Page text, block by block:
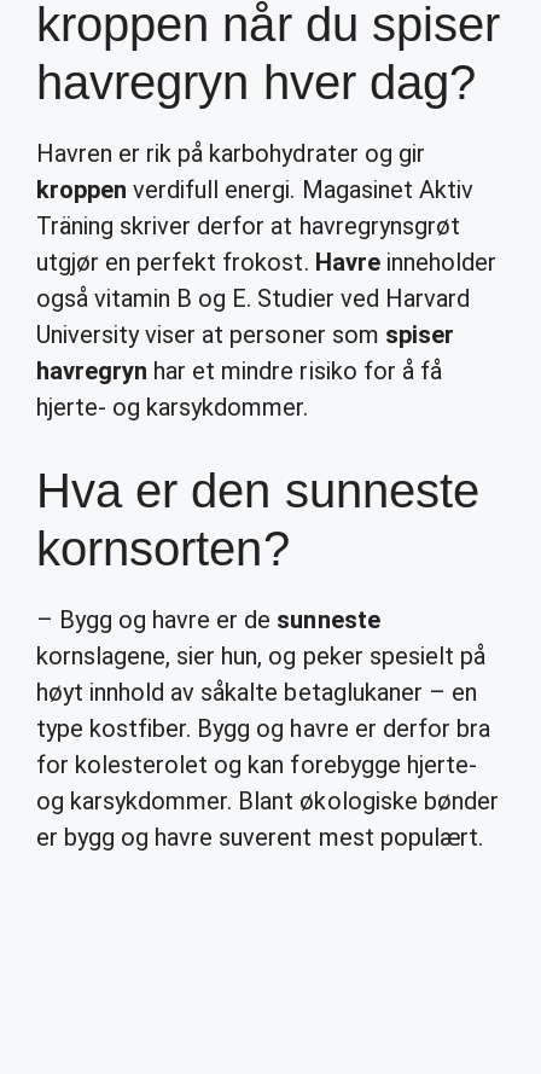
kroppen når du spiser
havregryn hver dag?
Havren er rik på karbohydrater og gir
kroppen verdifull energi. Magasinet Aktiv
Träning skriver derfor at havregrynsgrøt
utgjør en perfekt frokost. Havreinneholder
også vitamin B og E. Studier ved Harvard
University viser at personer som spiser
havregryn har et mindre risiko for å få
hjerte- og karsykdommer.
Hva er den sunneste
kornsorten?
– Bygg og havre er de sunneste
kornslagene, sier hun, og peker spesielt på
høyt innhold av såkalte betaglukaner – en
type kostfiber. Bygg og havre er derfor bra
for kolesterolet og kan forebygge hjerte-
og karsykdommer. Blant økologiske bønder
er bygg og havre suverent mest populært.